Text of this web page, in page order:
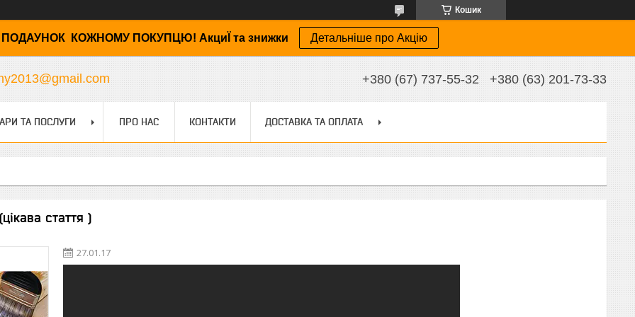
Кошик
КОЖНОМУ ПОКУПЦЮ! АкциЇ та знижки Детальніше про Акцію
+380 (67) 737-55-32 +380 (63) 201-73-33
ТА ПОСЛУГИ ПРО НАС КОНТАКТИ ДОСТАВКА ТА ОПЛАТА
стаття )
27.01.17